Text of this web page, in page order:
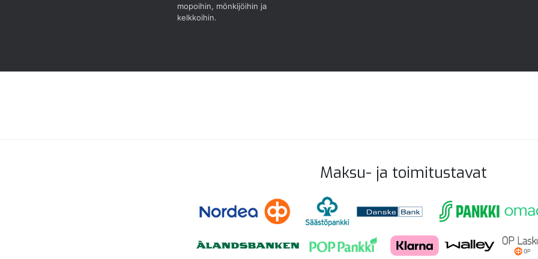
mopoihin, mönkijöihin ja
kelkkoihin.
Maksu- ja toimitustavat